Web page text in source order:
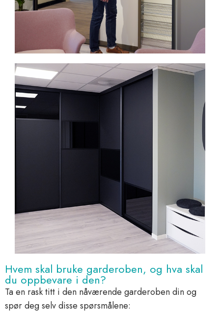
Hvem skal bruke garderoben, og hva skal
du oppbevare i den?
Ta en rask titt i den nåværende garderoben din og
spør deg selv disse spørsmålene: